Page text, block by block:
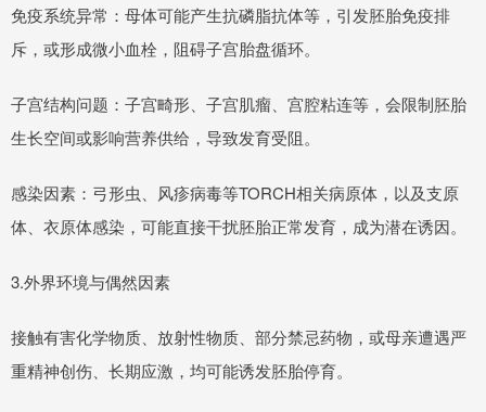
免疫系统异常：母体可能产生抗磷脂抗体等，引发胚胎免疫排
斥，或形成微小血栓，阻碍子宫胎盘循环。
子宫结构问题：子宫畸形、子宫肌瘤、宫腔粘连等，会限制胚胎
生长空间或影响营养供给，导致发育受阻。
感染因素：弓形虫、风疹病毒等TORCH相关病原体，以及支原
体、衣原体感染，可能直接干扰胚胎正常发育，成为潜在诱因。
3.外界环境与偶然因素
接触有害化学物质、放射性物质、部分禁忌药物，或母亲遭遇严
重精神创伤、长期应激，均可能诱发胚胎停育。